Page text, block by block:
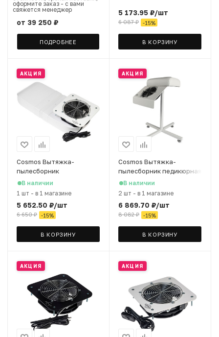
оформите заказ - с вами
свяжется менеджер
от 39 250 ₽
ПОДРОБНЕЕ
5 173.95 ₽/шт
6 087₽ -15%
В КОРЗИНУ
АКЦИЯ
Cosmos Вытяжка-
пылесборник
(встраиваемый) PRO
V1White, 60 W, 50*21*13
В наличии
1 шт - в 1 магазине
5 652.50 ₽/шт
6 650₽ -15%
В КОРЗИНУ
АКЦИЯ
Cosmos Вытяжка-
пылесборник педикюрная
на стойке PS1White/W
белый, 2 мешка в
В наличии
2 шт - в 1 магазине
6 869.70 ₽/шт
8 082₽ -15%
В КОРЗИНУ
АКЦИЯ АКЦИЯ